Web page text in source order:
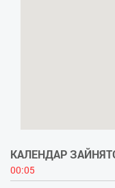
КАЛЕНДАР
00:05